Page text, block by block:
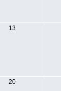
13
20